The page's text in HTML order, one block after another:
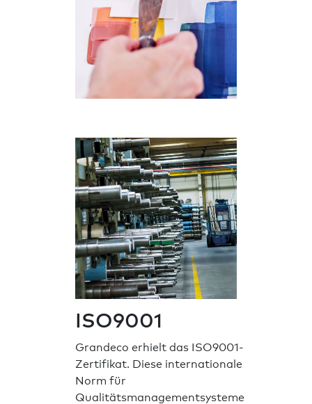
ISO9001
Grandeco erhielt das ISO9001-
Zertifikat. Diese internationale
Norm für
Qualitätsmanagementsysteme